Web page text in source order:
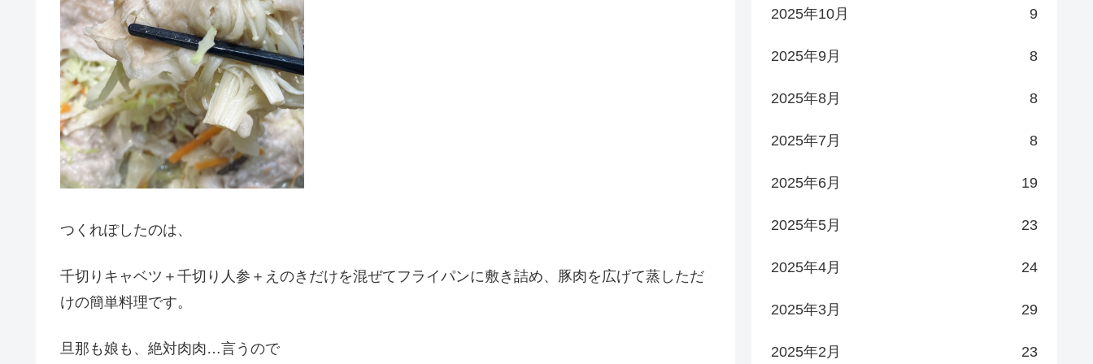
つくれぽしたのは、
千切りキャベツ＋千切り人参＋えのきだけを混ぜてフライパンに敷き詰め、豚肉を広げて蒸しただ
けの簡単料理です。
旦那も娘も、絶対肉肉…言うので
2025年10月 9
2025年9月 8
2025年8月 8
2025年7月 8
2025年6月 19
2025年5月 23
2025年4月 24
2025年3月 29
2025年2月 23